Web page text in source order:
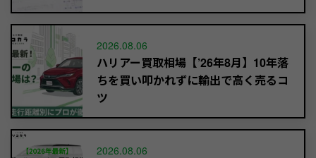
2026.08.06
ハリアー買取相場【’26年8月】10年落
ちを買い叩かれずに輸出で高く売るコ
ツ
2026.08.06